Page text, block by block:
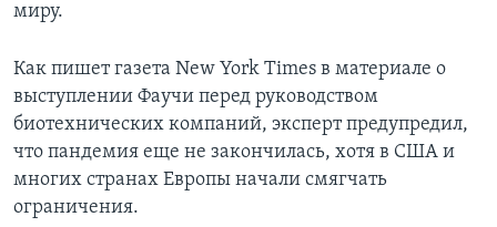
миру.
Как пишет газета New York Times в материале о
выступлении Фаучи перед руководством
биотехнических компаний, эксперт предупредил,
что пандемия еще не закончилась, хотя в США и
многих странах Европы начали смягчать
ограничения.